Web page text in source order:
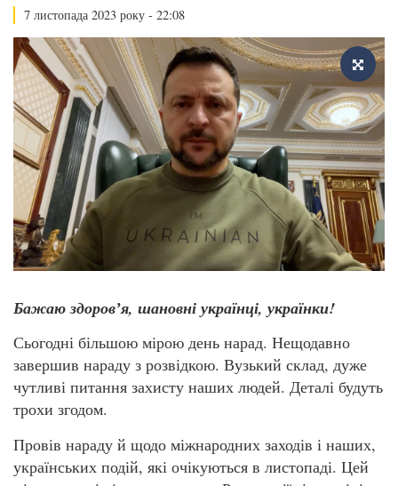
7 листопада 2023 року - 22:08
Бажаю здоровʼя, шановні українці, українки!
Сьогодні більшою мірою день нарад. Нещодавно
завершив нараду з розвідкою. Вузький склад, дуже
чутливі питання захисту наших людей. Деталі будуть
трохи згодом.
Провів нараду й щодо міжнародних заходів і наших,
українських подій, які очікуються в листопаді. Цей